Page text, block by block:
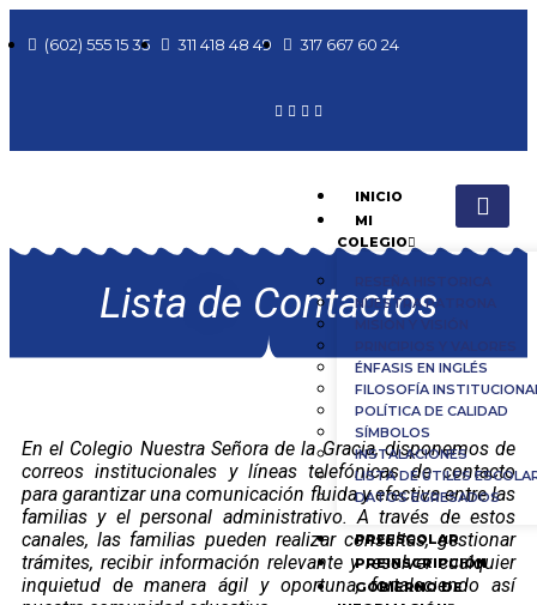
(602) 555 15 35 311 418 48 49 317 667 60 24
INICIO
MI
COLEGIO
NUESTRA PATRONA
ÉNFASIS EN INGLÉS
FILOSOFÍA
POLÍTICA DE CALIDAD
SÍMBOLOS
INSTALACIONES
LISTA DE ÚTILES
DATOS EGRESADOS
PREESCOLAR
PREINSCRIPCIÓN
GOBIERNO DE
Lista de Contactos
En el Colegio Nuestra Señora de la Gracia, disponemos de
correos institucionales y líneas telefónicas de contacto
para garantizar una comunicación fluida y efectiva entre las
familias y el personal administrativo. A través de estos
canales, las familias pueden realizar consultas, gestionar
trámites, recibir información relevante y resolver cualquier
inquietud de manera ágil y oportuna, fortaleciendo así